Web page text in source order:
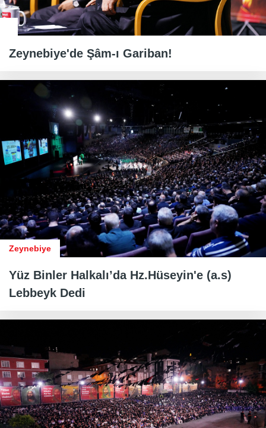
Zeynebiye'de Şâm-ı Gariban!
Zeynebiye
Yüz Binler Halkalı’da Hz.Hüseyin'e (a.s)
Lebbeyk Dedi